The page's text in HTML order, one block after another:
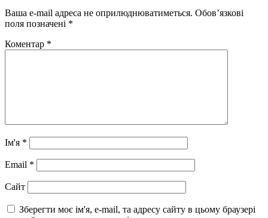
Ваша e-mail адреса не оприлюднюватиметься. Обов’язкові
поля позначені *
Коментар *
Ім'я *
Email *
Сайт
Зберегти моє ім'я, e-mail, та адресу сайту в цьому браузері